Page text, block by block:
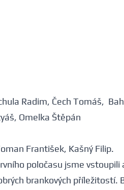
Radim, Čech Tomáš,
Omelka Štěpán
František, Kašný Filip.
poločasu jsme vstoupili
brankových příležitostí.